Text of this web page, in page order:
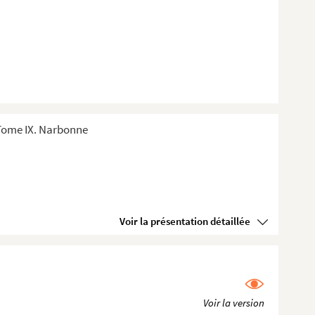
IX. Narbonne
Voir la présentation détaillée